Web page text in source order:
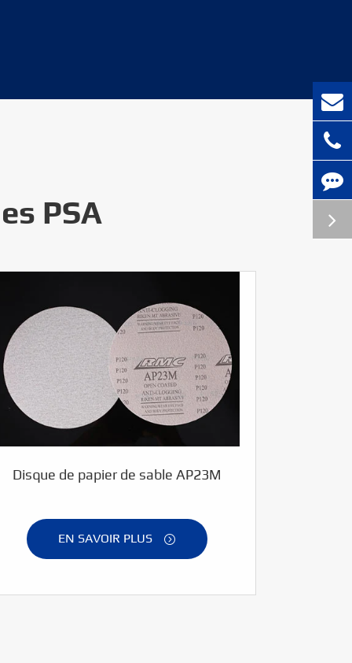
PSA
Disque de papier de sable AP23M
EN SAVOIR PLUS 